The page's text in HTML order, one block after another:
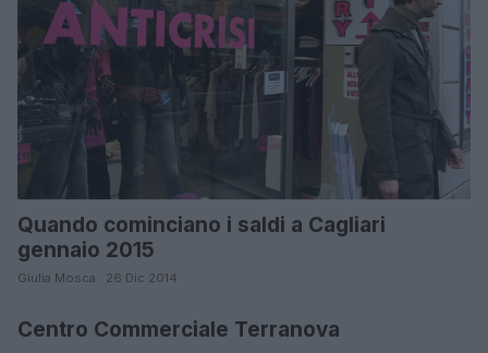
Quando cominciano i saldi a Cagliari
gennaio 2015
Giulia Mosca · 26 Dic 2014
OLBIA-TEMPIO
Centro Commerciale Terranova